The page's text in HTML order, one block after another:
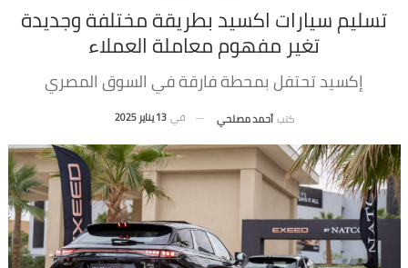
تسليم سيارات اكسيد بطريقة مختلفة وجديدة
تغير مفهوم معاملة العملاء
إكسيد تحتفل بمحطة فارقة في السوق المصري
كتب أحمد مصلحي في 13 يناير 2025